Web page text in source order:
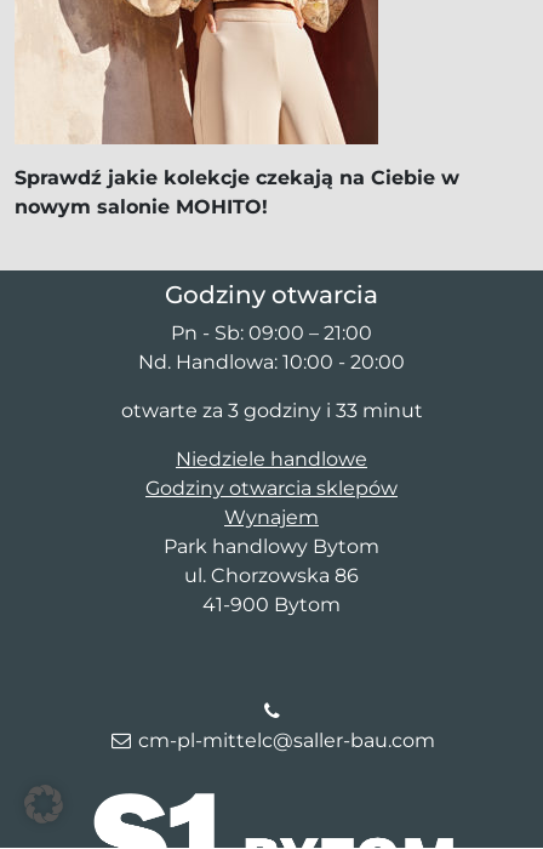
Sprawdź jakie kolekcje czekają na Ciebie w
nowym salonie MOHITO!
Godziny otwarcia
Pn - Sb: 09:00 – 21:00
Nd. Handlowa: 10:00 - 20:00
otwarte za 3 godziny i 33 minut
Niedziele handlowe
Godziny otwarcia sklepów
Wynajem
Park handlowy Bytom
ul. Chorzowska 86
41-900 Bytom
cm-pl-mittelc@saller-bau.com